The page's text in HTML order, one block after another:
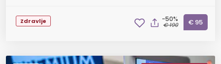
Zdravlje -50%
€ 190 € 95